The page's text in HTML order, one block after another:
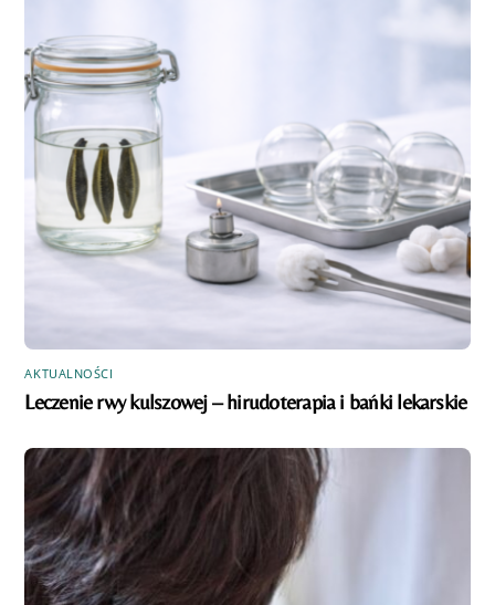
AKTUALNOŚCI
Leczenie rwy kulszowej – hirudoterapia i bańki lekarskie